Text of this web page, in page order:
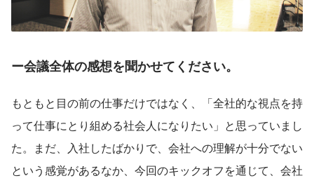
ー会議全体の感想を聞かせてください。
もともと目の前の仕事だけではなく、「全社的な視点を持
って仕事にとり組める社会人になりたい」と思っていまし
た。まだ、入社したばかりで、会社への理解が十分でない
という感覚があるなか、今回のキックオフを通じて、会社